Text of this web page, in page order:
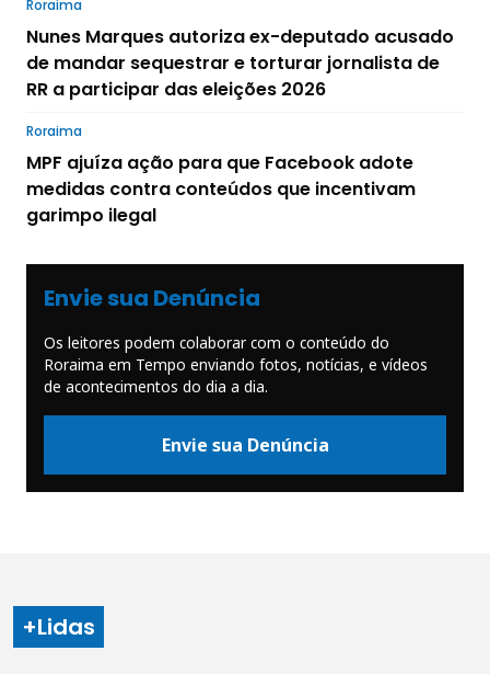
Roraima
Nunes Marques autoriza ex-deputado acusado
de mandar sequestrar e torturar jornalista de
RR a participar das eleições 2026
Roraima
MPF ajuíza ação para que Facebook adote
medidas contra conteúdos que incentivam
garimpo ilegal
Envie sua Denúncia
Os leitores podem colaborar com o conteúdo do
Roraima em Tempo enviando fotos, notícias, e vídeos
de acontecimentos do dia a dia.
Envie sua Denúncia
+Lidas